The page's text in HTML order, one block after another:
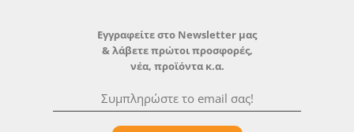
Εγγραφείτε στο Newsletter μας
& λάβετε πρώτοι προσφορές,
νέα, προϊόντα κ.α.